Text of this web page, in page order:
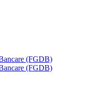
(FGDB)
(FGDB)